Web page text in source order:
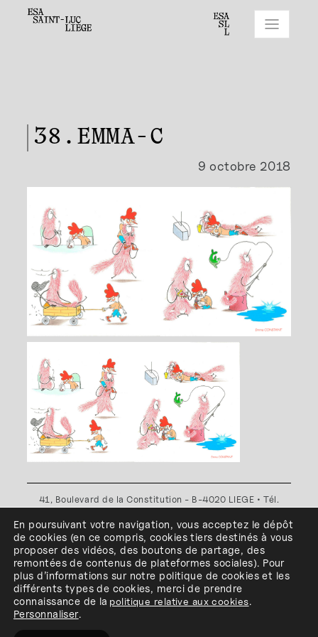
38.EMMA-C
9 octobre 2018
41, Boulevard de la Constitution - B-4020 LIEGE • Tél.
Plan d'accès•Politique de confidentialité•Politique de
cookies•Conditions générales
l'ESA Saint-Luc Liège est membre du
En poursuivant votre navigation, vous acceptez le dépôt
de cookies (en ce compris, cookiestiers destinés à vous
proposer des vidéos, des boutons de partage, des
remontées de contenus de plateformes sociales). Pour
plus d’informations sur notre politique de cookies et les
différents types de cookies, merci de prendre
connaissance de la politique relative aux cookies.
Personnaliser.